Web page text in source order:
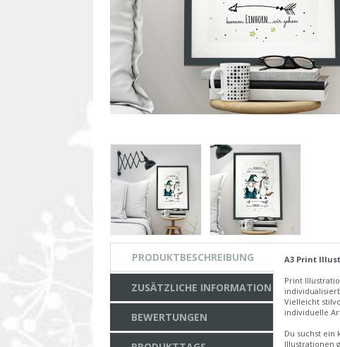
PRODUKTBESCHREIBUNG
ZUSÄTZLICHE INFORMATION
BEWERTUNGEN
A3 Print
Print
Vielleicht
individuelle
Du suchst ein
Illustrationen